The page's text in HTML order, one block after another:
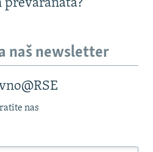
prevaranata?
naš newsletter
nas